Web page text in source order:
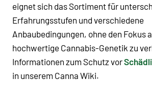
eignet sich das Sortiment für
Erfahrungsstufen und verschiedene
Anbaubedingungen, ohne den Fokus
hochwertige Cannabis-Genetik zu
Informationen zum Schutz vor
in unserem Canna Wiki.